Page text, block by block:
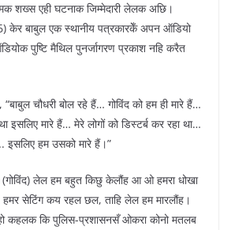
शख्स एही घटनाक जिम्मेदारी लेलक अछि।
केर बाबुल एक स्थानीय पत्रकारकेँ अपन ऑडियो
पुष्टि मैथिल पुनर्जागरण प्रकाश नहि करैत
चौधरी बोल रहे हैं… गोविंद को हम ही मारे हैं…
इसलिए मारे हैं… मेरे लोगों को डिस्टर्ब कर रहा था…
इसलिए हम उसको मारे हैं।”
लेल हम बहुत किछु केलौंह आ ओ हमरा धोखा
सेटिंग कय रहल छल, ताहि लेल हम मारलौंह।
कहलक कि पुलिस-प्रशासनसँ ओकरा कोनो मतलब